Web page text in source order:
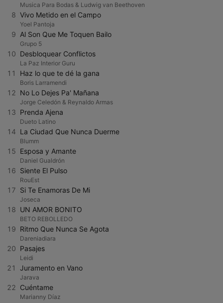
Musica Para Bodas & Ludwig van Beethoven
8 Vivo Metido en el Campo
Yoel Pantoja
9 Al Son Que Me Toquen Bailo
Grupo 5
10 Desbloquear Conflictos
La Paz Interior Guru
11 Haz lo que te dé la gana
Boris Larramendi
12 No Lo Dejes Pa' Mañana
Jorge Celedón & Reynaldo Armas
13 Prenda Ajena
Dueto Latino
14 La Ciudad Que Nunca Duerme
Blumm
15 Esposa y Amante
Daniel Gualdrón
16 Siente El Pulso
RouEst
17 Si Te Enamoras De Mi
Joseca
18 UN AMOR BONITO
BETO REBOLLEDO
19 Ritmo Que Nunca Se Agota
Dareniadiara
20 Pasajes
Leidi
21 Juramento en Vano
Jarava
22 Cuéntame
Marianny Díaz